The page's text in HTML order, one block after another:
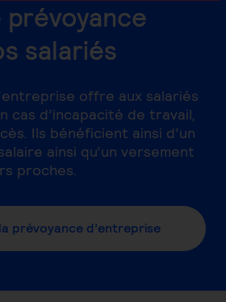
salariés
offre aux salariés
cas d’incapacité de travail,
Ils bénéficient ainsi d’un
ainsi qu’un versement
proches.
prévoyance d’entreprise